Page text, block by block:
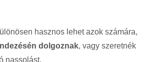
hasznos lehet azok számára,
dolgoznak, vagy szeretnék
nassolást.